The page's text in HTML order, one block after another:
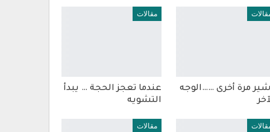
مرة أخرى ……الوجه
مقالات
عندما تعجز الحجة … يبدأ
التشويه
مقالات